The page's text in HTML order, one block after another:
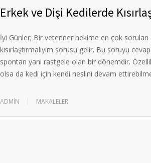
Erkek ve Dişi Kedilerde
İyi Günler; Bir veteriner hekime en çok
kısırlaştırmalıyım sorusu gelir. Bu soruyu
spontan yani rastgele olan bir dönemdir.
olsa da kedi için kendi neslini devam
ADMIN MAKALELER